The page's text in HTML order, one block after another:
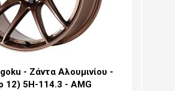
- Ζάντα Αλουμινίου -
12) 5H-114.3 - AMG